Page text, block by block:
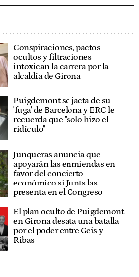
Conspiraciones, pactos
ocultos y filtraciones
intoxican la carrera por la
alcaldía de Girona
Puigdemont se jacta de su
'fuga' de Barcelona y ERC le
recuerda que "solo hizo el
ridículo"
Junqueras anuncia que
apoyarán las enmiendas en
favor del concierto
económico si Junts las
presenta en el Congreso
El plan oculto de Puigdemont
en Girona desata una batalla
por el poder entre Geis y
Ribas